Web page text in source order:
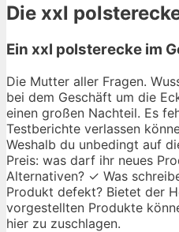
Die xxl
Ein xxl polsterecke im
Die Mutter aller Fragen.
bei dem Geschäft um die
einen großen Nachteil. Es
Testberichte verlassen
Weshalb du unbedingt auf
Preis: was darf ihr neues
Alternativen? ✓ Was
Produkt defekt? Bietet der
vorgestellten Produkte
hier zu zuschlagen.